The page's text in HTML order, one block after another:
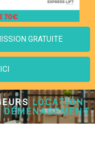
GRATUITE
LOCATION